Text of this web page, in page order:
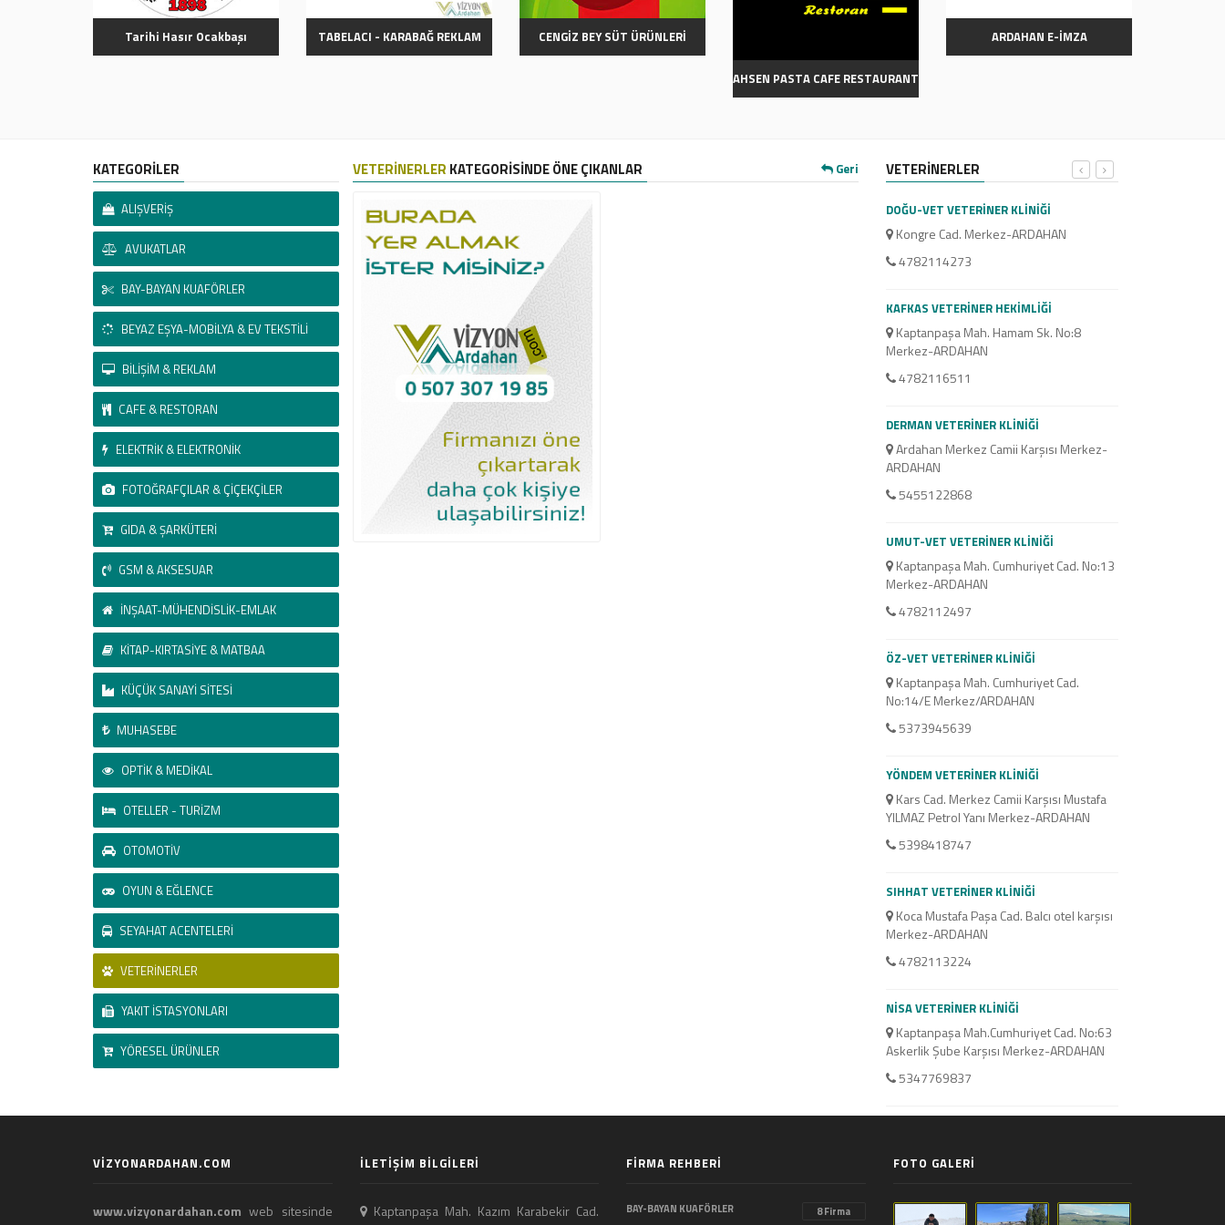
Tarihi Hasır Ocakbaşı TABELACI - KARABAĞ REKLAM CENGİZ BEY SÜT ÜRÜNLERİ
AHSEN PASTA CAFE RESTAURANT
ARDAHAN E-İMZA
KATEGORİLER
ALIŞVERİŞ
AVUKATLAR
BAY-BAYAN KUAFÖRLER
BEYAZ EŞYA-MOBİLYA & EV TEKSTİLİ
BİLİŞİM & REKLAM
CAFE & RESTORAN
ELEKTRİK & ELEKTRONİK
FOTOĞRAFÇILAR & ÇİÇEKÇİLER
GIDA & ŞARKÜTERİ
GSM & AKSESUAR
İNŞAAT-MÜHENDİSLİK-EMLAK
KİTAP-KIRTASİYE & MATBAA
KÜÇÜK SANAYİ SİTESİ
MUHASEBE
OPTİK & MEDİKAL
OTELLER - TURİZM
OTOMOTİV
OYUN & EĞLENCE
SEYAHAT ACENTELERİ
VETERİNERLER
YAKIT İSTASYONLARI
YÖRESEL ÜRÜNLER
VETERİNERLER KATEGORİSİNDE ÖNE ÇIKANLAR Geri VETERİNERLER
DOĞU-VET VETERİNER KLİNİĞİ
Kongre Cad. Merkez-ARDAHAN
4782114273
KAFKAS VETERİNER HEKİMLİĞİ
Kaptanpaşa Mah. Hamam Sk. No:8
Merkez-ARDAHAN
4782116511
DERMAN VETERİNER KLİNİĞİ
Ardahan Merkez Camii Karşısı Merkez-
ARDAHAN
5455122868
UMUT-VET VETERİNER KLİNİĞİ
Kaptanpaşa Mah. Cumhuriyet Cad. No:13
Merkez-ARDAHAN
4782112497
ÖZ-VET VETERİNER KLİNİĞİ
Kaptanpaşa Mah. Cumhuriyet Cad.
No:14/E Merkez/ARDAHAN
5373945639
YÖNDEM VETERİNER KLİNİĞİ
Kars Cad. Merkez Camii Karşısı Mustafa
YILMAZ Petrol Yanı Merkez-ARDAHAN
5398418747
SIHHAT VETERİNER KLİNİĞİ
Koca Mustafa Paşa Cad. Balcı otel karşısı
Merkez-ARDAHAN
4782113224
NİSA VETERİNER KLİNİĞİ
Kaptanpaşa Mah.Cumhuriyet Cad. No:63
Askerlik Şube Karşısı Merkez-ARDAHAN
5347769837
VİZYONARDAHAN.COM
www.vizyonardahan.com web sitesinde
İLETİŞİM BİLGİLERİ
Kaptanpaşa Mah. Kazım Karabekir Cad.
FİRMA REHBERİ
BAY-BAYAN KUAFÖRLER 8 Firma
FOTO GALERİ